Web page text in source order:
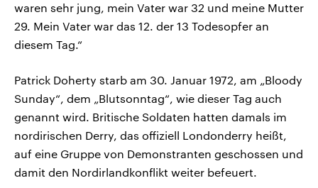
waren sehr jung, mein Vater war 32 und meine Mutter
29. Mein Vater war das 12. der 13 Todesopfer an
diesem Tag.“
Patrick Doherty starb am 30. Januar 1972, am „Bloody
Sunday“, dem „Blutsonntag“, wie dieser Tag auch
genannt wird. Britische Soldaten hatten damals im
nordirischen Derry, das offiziell Londonderry heißt,
auf eine Gruppe von Demonstranten geschossen und
damit den Nordirlandkonflikt weiter befeuert.